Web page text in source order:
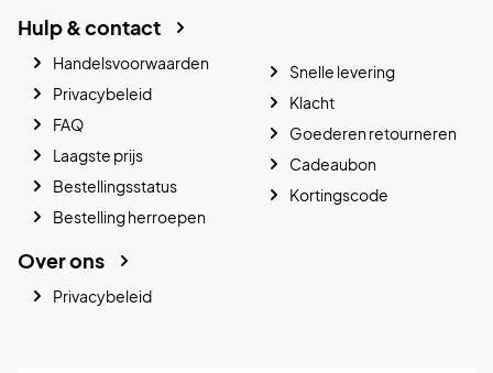
Hulp & contact
Handelsvoorwaarden
Privacybeleid
FAQ
Laagste prijs
Bestellingsstatus
Bestelling herroepen
Snelle levering
Klacht
Goederen retourneren
Cadeaubon
Kortingscode
Over ons
Privacybeleid